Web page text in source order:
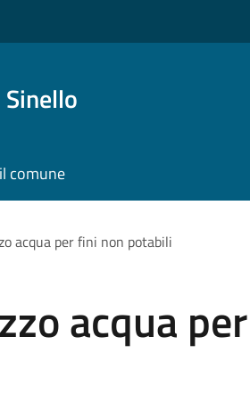
comune
acqua per fini non potabili
acqua